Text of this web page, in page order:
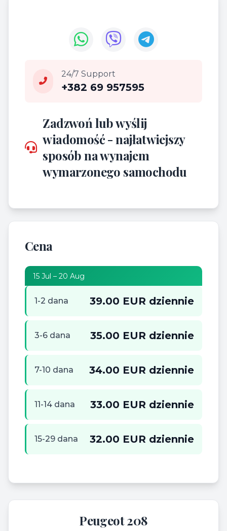
24/7 Support
+382 69 957595
Zadzwoń lub wyślij
wiadomość - najłatwiejszy
sposób na wynajem
wymarzonego samochodu
Cena
15 Jul – 20 Aug
1-2 dana 39.00 EUR dziennie
3-6 dana 35.00 EUR dziennie
7-10 dana 34.00 EUR dziennie
11-14 dana 33.00 EUR dziennie
15-29 dana 32.00 EUR dziennie
Peugeot 208